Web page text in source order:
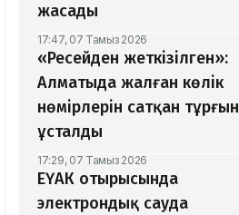
жасады
17:47, 07 Тамыз 2026
«Ресейден жеткізілген»:
Алматыда жалған көлік
нөмірлерін сатқан тұрғын
ұсталды
17:29, 07 Тамыз 2026
ЕҮАК отырысында
электрондық сауда